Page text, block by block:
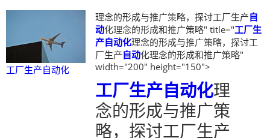
工厂生产自动化
理念的形成与推广策略，探讨工厂生产自
动化理念的形成和推广策略" title="工厂生
产自动化理念的形成与推广策略，探讨工
厂生产自动化理念的形成和推广策略"
width="200" height="150">
工厂生产自动化理
念的形成与推广策
略，探讨工厂生产